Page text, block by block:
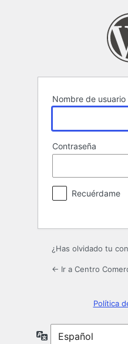
Nombre de
Contraseña
Recuérdame
¿Has olvidado tu
← Ir a Centro
Política
Idioma